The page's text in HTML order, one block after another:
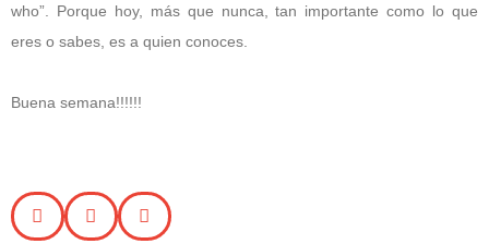
who”. Porque hoy, más que nunca, tan importante como lo que
eres o sabes, es a quien conoces.
Buena semana!!!!!!